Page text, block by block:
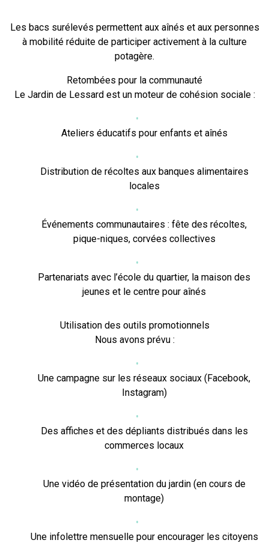
Les bacs surélevés permettent aux aînés et aux personnes
à mobilité réduite de participer activement à la culture
potagère.
Retombées pour la communauté
Le Jardin de Lessard est un moteur de cohésion sociale :
Ateliers éducatifs pour enfants et aînés
Distribution de récoltes aux banques alimentaires
locales
Événements communautaires : fête des récoltes,
pique-niques, corvées collectives
Partenariats avec l’école du quartier, la maison des
jeunes et le centre pour aînés
Utilisation des outils promotionnels
Nous avons prévu :
Une campagne sur les réseaux sociaux (Facebook,
Instagram)
Des affiches et des dépliants distribués dans les
commerces locaux
Une vidéo de présentation du jardin (en cours de
montage)
Une infolettre mensuelle pour encourager les citoyens